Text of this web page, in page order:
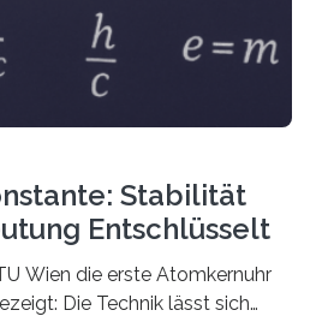
Stabilität
Entschlüsselt
Wien die erste Atomkernuhr
Die Technik lässt sich